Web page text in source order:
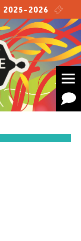
2025-2026